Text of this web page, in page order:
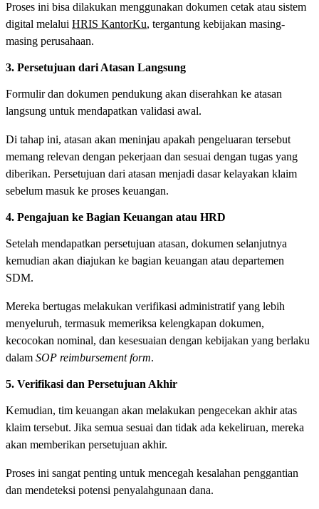
Proses ini bisa dilakukan menggunakan dokumen cetak atau sistem
digital melalui HRIS KantorKu, tergantung kebijakan masing-
masing perusahaan.
3. Persetujuan dari Atasan Langsung
Formulir dan dokumen pendukung akan diserahkan ke atasan
langsung untuk mendapatkan validasi awal.
Di tahap ini, atasan akan meninjau apakah pengeluaran tersebut
memang relevan dengan pekerjaan dan sesuai dengan tugas yang
diberikan. Persetujuan dari atasan menjadi dasar kelayakan klaim
sebelum masuk ke proses keuangan.
4. Pengajuan ke Bagian Keuangan atau HRD
Setelah mendapatkan persetujuan atasan, dokumen selanjutnya
kemudian akan diajukan ke bagian keuangan atau departemen
SDM.
Mereka bertugas melakukan verifikasi administratif yang lebih
menyeluruh, termasuk memeriksa kelengkapan dokumen,
kecocokan nominal, dan kesesuaian dengan kebijakan yang berlaku
dalam SOP reimbursement form.
5. Verifikasi dan Persetujuan Akhir
Kemudian, tim keuangan akan melakukan pengecekan akhir atas
klaim tersebut. Jika semua sesuai dan tidak ada kekeliruan, mereka
akan memberikan persetujuan akhir.
Proses ini sangat penting untuk mencegah kesalahan penggantian
dan mendeteksi potensi penyalahgunaan dana.